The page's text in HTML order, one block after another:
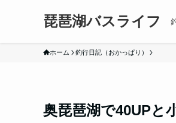
琵琶湖バスライフ
ホーム 釣行日記（おかっぱり）
奥琵琶湖で40UPと